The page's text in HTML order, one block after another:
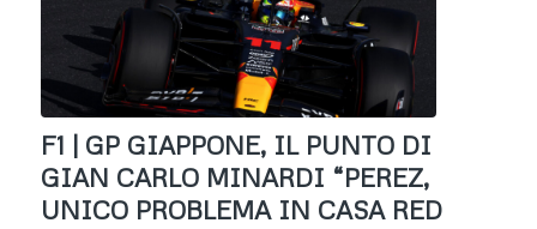
F1 | GP GIAPPONE, IL PUNTO DI
GIAN CARLO MINARDI “PEREZ,
UNICO PROBLEMA IN CASA RED